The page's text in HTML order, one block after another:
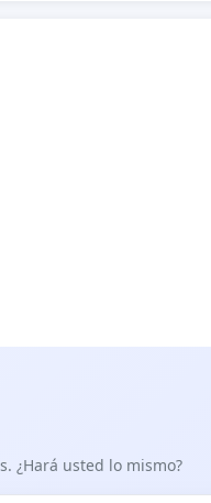
¿Hará usted lo mismo?